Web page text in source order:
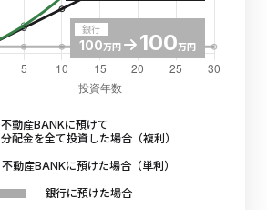
銀行
100万円 100万円
不動産BANKに預けて
分配金を全て投資した場合（複利）
不動産BANKに預けた場合（単利）
銀行に預けた場合